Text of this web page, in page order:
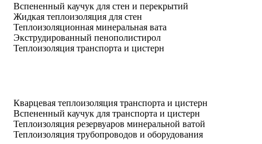
Вспененный каучук для стен и перекрытий
Жидкая теплоизоляция для стен
Теплоизоляционная минеральная вата
Экструдированный пенополистирол
Теплоизоляция транспорта и цистерн
Кварцевая теплоизоляция транспорта и цистерн
Вспененный каучук для транспорта и цистерн
Теплоизоляция резервуаров минеральной ватой
Теплоизоляция трубопроводов и оборудования